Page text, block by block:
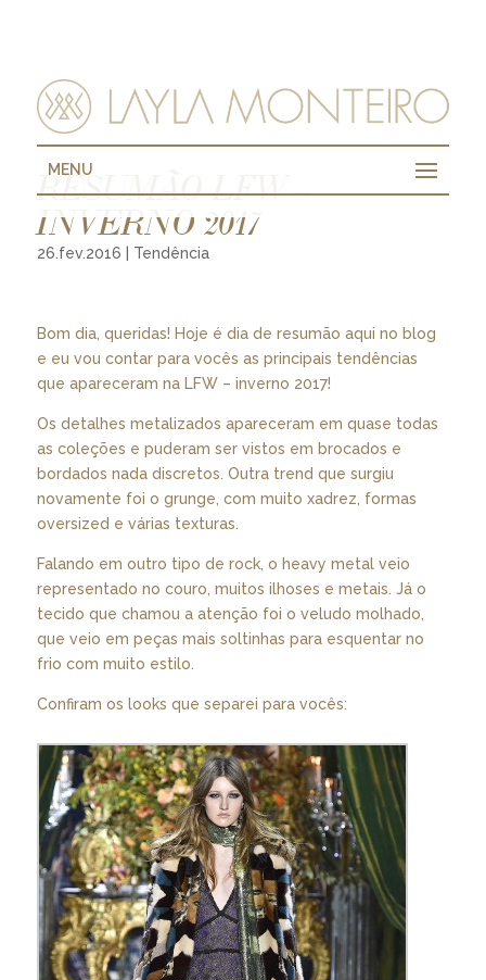
MENU
RESUMÃO LFW –
INVERNO 2017
26.fev.2016 Tendência
Bom dia, queridas! Hoje é dia de resumão aqui no blog
e eu vou contar para vocês as principais tendências
que apareceram na LFW – inverno 2017!
Os detalhes metalizados apareceram em quase todas
as coleções e puderam ser vistos em brocados e
bordados nada discretos. Outra trend que surgiu
novamente foi o grunge, com muito xadrez, formas
oversized e várias texturas.
Falando em outro tipo de rock, o heavy metal veio
representado no couro, muitos ilhoses e metais. Já o
tecido que chamou a atenção foi o veludo molhado,
que veio em peças mais soltinhas para esquentar no
frio com muito estilo.
Confiram os looks que separei para vocês: